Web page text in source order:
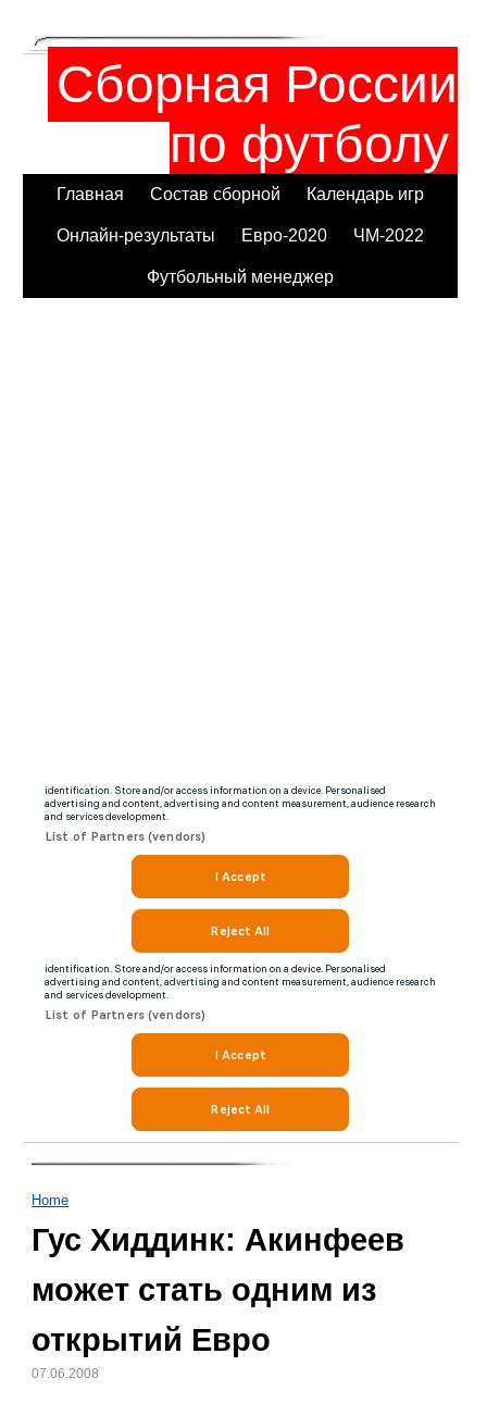
Сборная России
по футболу
Главная Состав сборной Календарь игр
Онлайн-результаты Евро-2020 ЧМ-2022
Футбольный менеджер
Home
Гус Хиддинк: Акинфеев
может стать одним из
открытий Евро
07.06.2008